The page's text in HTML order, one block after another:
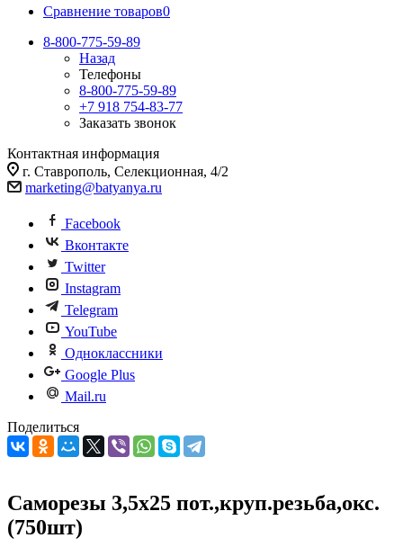
Сравнение товаров0
8-800-775-59-89
Назад
Телефоны
8-800-775-59-89
+7 918 754-83-77
Заказать звонок
Контактная информация
г. Ставрополь, Селекционная, 4/2
marketing@batyanya.ru
Facebook
Вконтакте
Twitter
Instagram
Telegram
YouTube
Одноклассники
Google Plus
Mail.ru
Поделиться
Саморезы 3,5х25 пот.,круп.резьба,окс.
(750шт)